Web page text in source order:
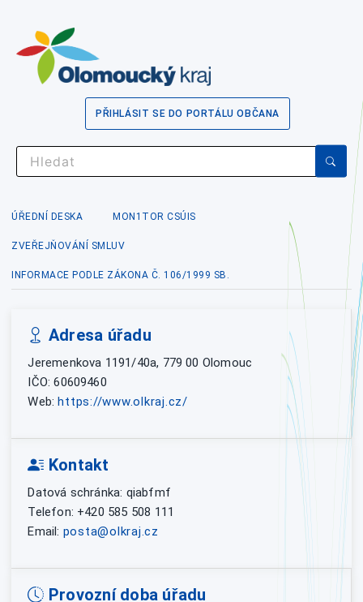
PŘIHLÁSIT SE DO PORTÁLU OBČANA
ÚŘEDNÍ DESKA MON1TOR CSÚIS
ZVEŘEJŇOVÁNÍ SMLUV
INFORMACE PODLE ZÁKONA Č. 106/1999 SB.
Adresa úřadu
Jeremenkova 1191/40a, 779 00 Olomouc
IČO: 60609460
Web: https://www.olkraj.cz/
Kontakt
Datová schránka: qiabfmf
Telefon: +420 585 508 111
Email: posta@olkraj.cz
Provozní doba úřadu